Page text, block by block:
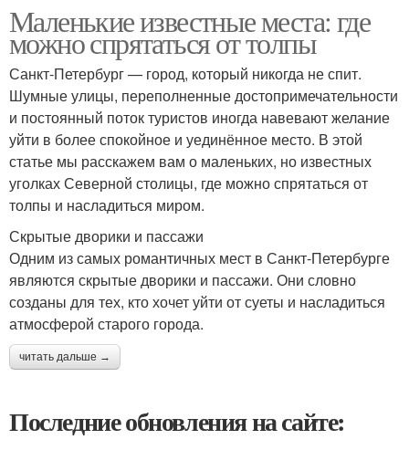
Маленькие известные места: где
можно спрятаться от толпы
Санкт-Петербург — город, который никогда не спит.
Шумные улицы, переполненные достопримечательности
и постоянный поток туристов иногда навевают желание
уйти в более спокойное и уединённое место. В этой
статье мы расскажем вам о маленьких, но известных
уголках Северной столицы, где можно спрятаться от
толпы и насладиться миром.
Скрытые дворики и пассажи
Одним из самых романтичных мест в Санкт-Петербурге
являются скрытые дворики и пассажи. Они словно
созданы для тех, кто хочет уйти от суеты и насладиться
атмосферой старого города.
читать дальше →
Последние обновления на сайте: